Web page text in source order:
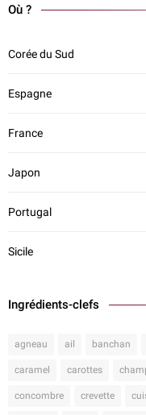
Où ?
Corée du Sud
Espagne
France
Japon
Portugal
Sicile
Ingrédients-clefs
agneau ail banchan
caramel carottes
concombre crevette